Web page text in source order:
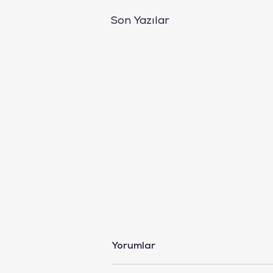
Son Yazılar
Zihinsel Detoks Nedir ve
Neden Herkesin İhtiyacı
Var?
Yorumlar